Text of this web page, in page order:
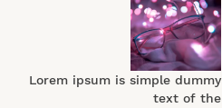
Lorem ipsum is simple dummy
text of the